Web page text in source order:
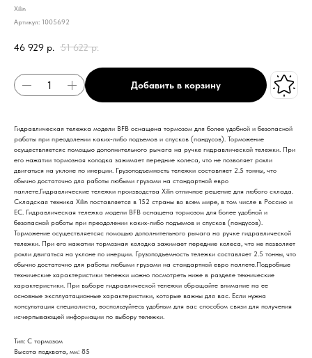
Xilin
Артикул: 1005692
46 929 р. 51 622 р.
Добавить в корзину
Гидравлическая тележка модели BFB оснащена тормозом для более удобной и безопасной
работы при преодолении каких-либо подъемов и спусков (пандусов). Торможение
осуществляетсяс помощью дополнительного рычага на ручке гидравлической тележки. При
его нажатии тормозная колодка зажимает передние колеса, что не позволяет рохли
двигаться на уклоне по инерции. Грузоподъемность тележки составляет 2.5 тонны, что
обычно достаточно для работы любыми грузами на стандартной евро
паллете.Гидравлические тележки производства Xilin отличное решение для любого склада.
Складская техника Xilin поставляется в 152 страны во всем мире, в том числе в Россию и
ЕС. Гидравлическая тележка модели BFB оснащена тормозом для более удобной и
безопасной работы при преодолении каких-либо подъемов и спусков (пандусов).
Торможение осуществляетсяс помощью дополнительного рычага на ручке гидравлической
тележки. При его нажатии тормозная колодка зажимает передние колеса, что не позволяет
рохли двигаться на уклоне по инерции. Грузоподъемность тележки составляет 2.5 тонны, что
обычно достаточно для работы любыми грузами на стандартной евро паллете.Подробные
технические характеристики тележки можно посмотреть ниже в разделе технические
характеристики. При выборе гидравлической тележки обращайте внимание на ее
основные эксплуатационные характеристики, которые важны для вас. Если нужна
консультация специалиста, воспользуйтесь удобным для вас способом связи для получения
исчерпывающей информации по выбору тележки.
Тип: С тормозом
Высота подхвата, мм: 85